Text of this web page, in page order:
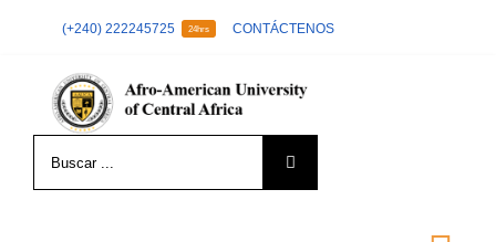
(+240) 222245725 24hrs CONTÁCTENOS